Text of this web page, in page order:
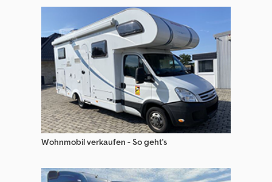
Wohnmobil verkaufen - So geht's